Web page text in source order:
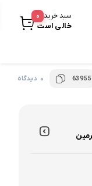
سبد خرید
خالی است
0
63955 0 دیدگاه